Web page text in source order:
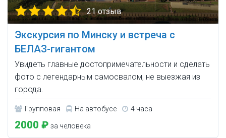
21 отзыв
Экскурсия по Минску и встреча с
БЕЛАЗ-гигантом
Увидеть главные достопримечательности и сделать
фото с легендарным самосвалом, не выезжая из
города.
Групповая На автобусе 4 часа
2000 ₽ за человека